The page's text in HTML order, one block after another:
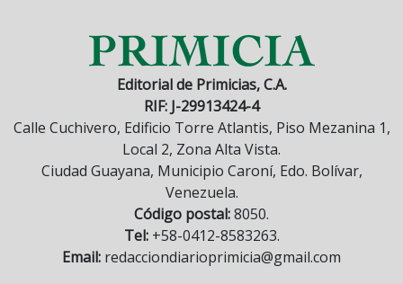
Editorial de Primicias, C.A.
RIF: J-29913424-4
Calle Cuchivero, Edificio Torre Atlantis, Piso Mezanina 1,
Local 2, Zona Alta Vista.
Ciudad Guayana, Municipio Caroní, Edo. Bolívar,
Venezuela.
Código postal:8050.
Tel:+58-0412-8583263.
Email: redacciondiarioprimicia@gmail.com